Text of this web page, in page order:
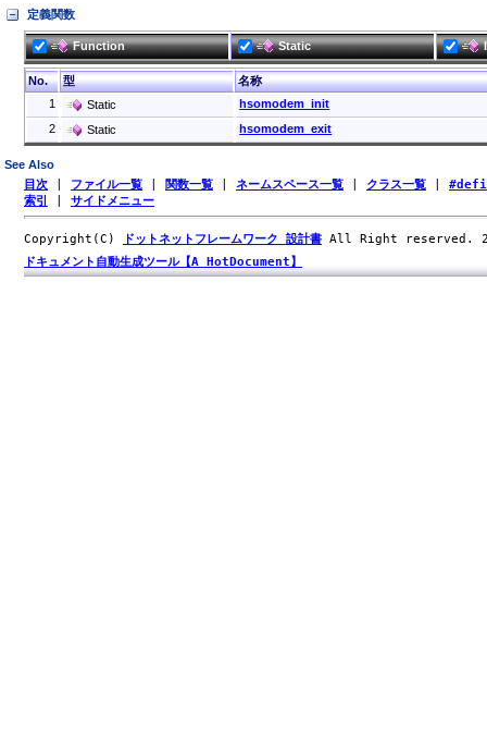
定義関数
Function Static
No. 型
名称
1
Static
hsomodem_init
2
Static hsomodem_exit
See Also
目次 ファイル一覧 関数一覧 ネームスペース一覧 クラス一覧
索引
サイドメニュー
Copyright(C) ドットネットフレームワーク 設計書 All Right reserved.
ドキュメント自動生成ツール【A HotDocument】